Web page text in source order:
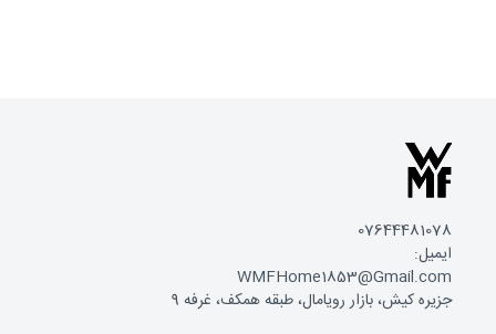
07644481078
ایمیل:
WMFHome1853@Gmail.com
جزیره کیش، بازار رویامال، طبقه همکف، غرفه 9